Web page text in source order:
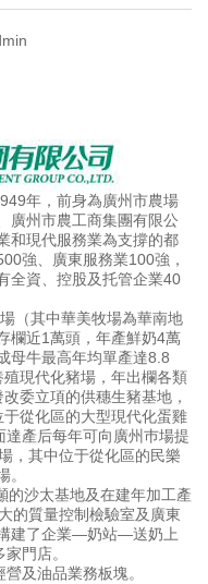
年，前身為廣州市農場
廣州市農工商集團有限公
和現代服務業為支撐的都
強、廣東服務業100強，
全資、控股及托管企業40
（其中華美牧場為華南地
欄近1萬頭，年產鮮奶4萬
母牛最高年均單產達8.8
現代化豬場，年出欄各類
委立項的供穗生豬基地，
從化區的大型現代化蛋雞
產后每年可向廣州巿場提
，其中位于從化區的民樂
沙太基地及在建年加工產
的質量控制檢驗室及廣東
建了企業—奶站—送奶上
門店。
及油品業務板塊。